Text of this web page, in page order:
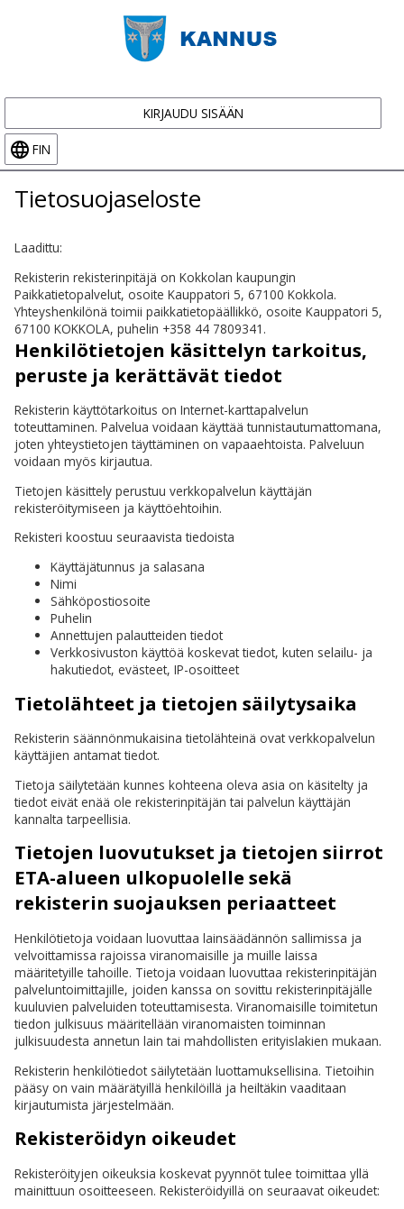
KIRJAUDU SISÄÄN
FIN
Tietosuojaseloste
Laadittu:
Rekisterin rekisterinpitäjä on Kokkolan kaupungin
Paikkatietopalvelut, osoite Kauppatori 5, 67100 Kokkola.
Yhteyshenkilönä toimii paikkatietopäällikkö, osoite Kauppatori 5,
67100 KOKKOLA, puhelin +358 44 7809341.
Henkilötietojen käsittelyn tarkoitus,
peruste ja kerättävät tiedot
Rekisterin käyttötarkoitus on Internet-karttapalvelun
toteuttaminen. Palvelua voidaan käyttää tunnistautumattomana,
joten yhteystietojen täyttäminen on vapaaehtoista. Palveluun
voidaan myös kirjautua.
Tietojen käsittely perustuu verkkopalvelun käyttäjän
rekisteröitymiseen ja käyttöehtoihin.
Rekisteri koostuu seuraavista tiedoista
Käyttäjätunnus ja salasana
Nimi
Sähköpostiosoite
Puhelin
Annettujen palautteiden tiedot
Verkkosivuston käyttöä koskevat tiedot, kuten selailu- ja
hakutiedot, evästeet, IP-osoitteet
Tietolähteet ja tietojen säilytysaika
Rekisterin säännönmukaisina tietolähteinä ovat verkkopalvelun
käyttäjien antamat tiedot.
Tietoja säilytetään kunnes kohteena oleva asia on käsitelty ja
tiedot eivät enää ole rekisterinpitäjän tai palvelun käyttäjän
kannalta tarpeellisia.
Tietojen luovutukset ja tietojen siirrot
ETA-alueen ulkopuolelle sekä
rekisterin suojauksen periaatteet
Henkilötietoja voidaan luovuttaa lainsäädännön sallimissa ja
velvoittamissa rajoissa viranomaisille ja muille laissa
määritetyille tahoille. Tietoja voidaan luovuttaa rekisterinpitäjän
palveluntoimittajille, joiden kanssa on sovittu rekisterinpitäjälle
kuuluvien palveluiden toteuttamisesta. Viranomaisille toimitetun
tiedon julkisuus määritellään viranomaisten toiminnan
julkisuudesta annetun lain tai mahdollisten erityislakien mukaan.
Rekisterin henkilötiedot säilytetään luottamuksellisina. Tietoihin
pääsy on vain määrätyillä henkilöillä ja heiltäkin vaaditaan
kirjautumista järjestelmään.
Rekisteröidyn oikeudet
Rekisteröityjen oikeuksia koskevat pyynnöt tulee toimittaa yllä
mainittuun osoitteeseen. Rekisteröidyillä on seuraavat oikeudet: